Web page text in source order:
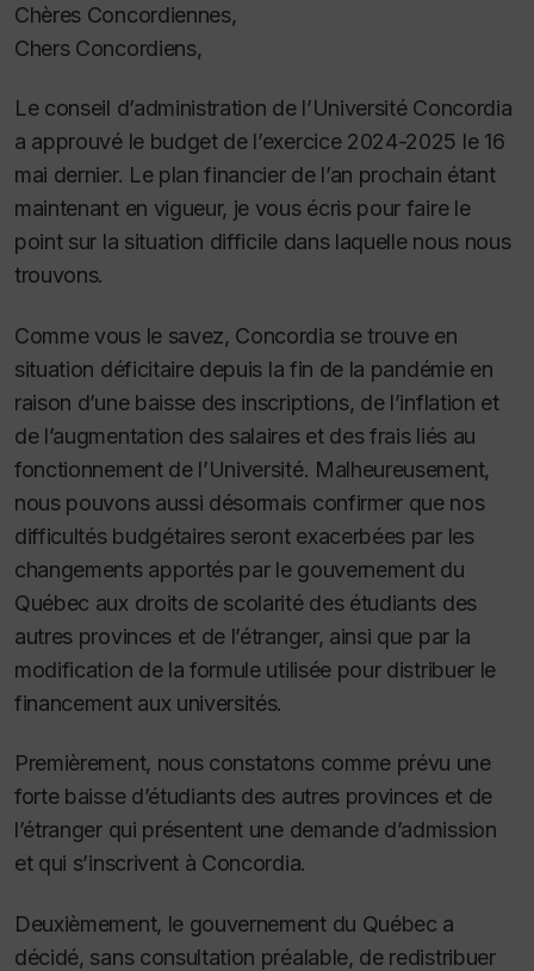
Chères Concordiennes,
Chers Concordiens,
Le conseil d’administration de l’Université Concordia
a approuvé le budget de l’exercice 2024-2025 le 16
mai dernier. Le plan financier de l’an prochain étant
maintenant en vigueur, je vous écris pour faire le
point sur la situation difficile dans laquelle nous nous
trouvons.
Comme vous le savez, Concordia se trouve en
situation déficitaire depuis la fin de la pandémie en
raison d’une baisse des inscriptions, de l’inflation et
de l’augmentation des salaires et des frais liés au
fonctionnement de l’Université. Malheureusement,
nous pouvons aussi désormais confirmer que nos
difficultés budgétaires seront exacerbées par les
changements apportés par le gouvernement du
Québec aux droits de scolarité des étudiants des
autres provinces et de l’étranger, ainsi que par la
modification de la formule utilisée pour distribuer le
financement aux universités.
Premièrement, nous constatons comme prévu une
forte baisse d’étudiants des autres provinces et de
l’étranger qui présentent une demande d’admission
et qui s’inscrivent à Concordia.
Deuxièmement, le gouvernement du Québec a
décidé, sans consultation préalable, de redistribuer